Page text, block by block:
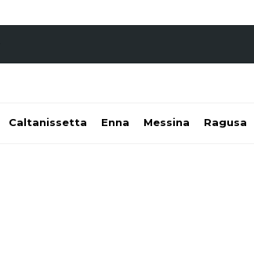
Caltanissetta Enna Messina Ragusa